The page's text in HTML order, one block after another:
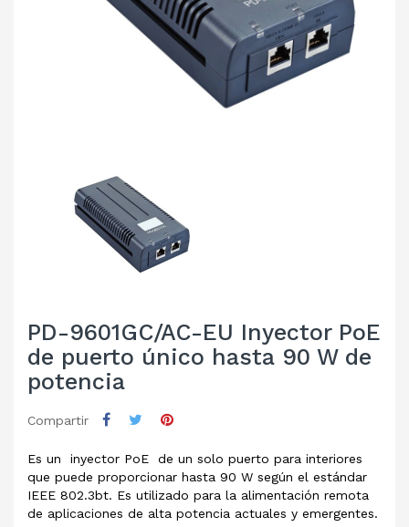
PD-9601GC/AC-EU Inyector PoE
de puerto único hasta 90 W de
potencia
Compartir
Es un inyector PoE de un solo puerto para interiores
que puede proporcionar hasta 90 W según el estándar
IEEE 802.3bt. Es utilizado para la alimentación remota
de aplicaciones de alta potencia actuales y emergentes.